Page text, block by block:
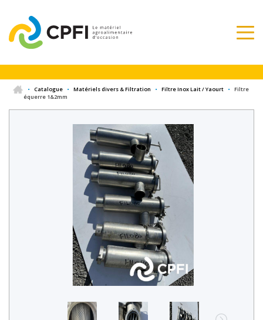
• Catalogue • Matériels divers & Filtration • Filtre Inox Lait / Yaourt •
Filtre
équerre 1&2mm